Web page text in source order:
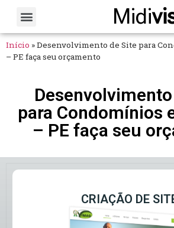
Midi
Início »Desenvolvimento de Site para
– PE faça seu orçamento
para Condomínios
– PE faça seu
CRIAÇÃO DE